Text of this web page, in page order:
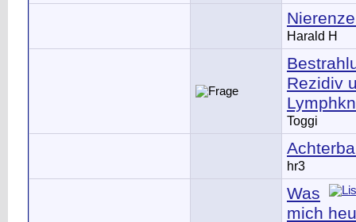
Harald H
Rezidiv
Toggi
hr3
Was
mich